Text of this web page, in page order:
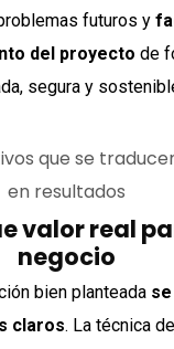
futuros y
del proyecto de
segura y
que se
en resultados
valor real
negocio
bien planteada
claros. La técnica